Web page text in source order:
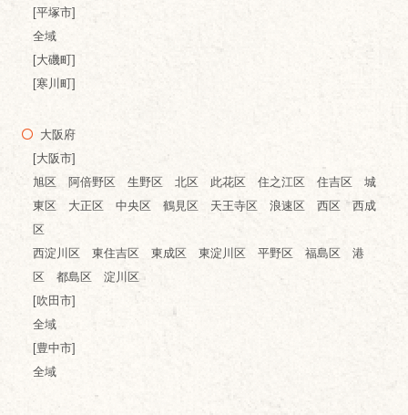
[平塚市]
全域
[大磯町]
[寒川町]
大阪府
[大阪市]
旭区 阿倍野区 生野区 北区 此花区 住之江区 住吉区 城
東区 大正区 中央区 鶴見区 天王寺区 浪速区 西区 西成
区
西淀川区 東住吉区 東成区 東淀川区 平野区 福島区 港
区 都島区 淀川区
[吹田市]
全域
[豊中市]
全域